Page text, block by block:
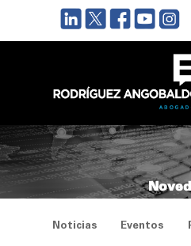
Noticias Eventos